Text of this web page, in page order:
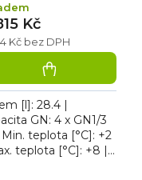
Kč bez DPH
Kč
[l]: 28.4 |
GN: 4 x GN1/3
teplota [°C]: +2
teplota [°C]: +8 |